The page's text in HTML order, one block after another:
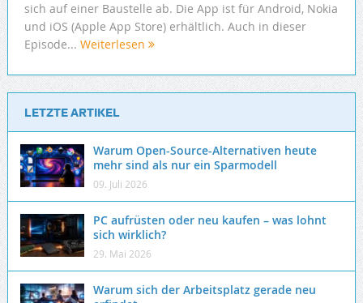
sich auf einer Baustelle ab. Die App ist für Android, Nokia
und iOS (Apple App Store) erhältlich. Auch in dieser
Episode... Weiterlesen
LETZTE ARTIKEL
Warum Open-Source-Alternativen heute
mehr sind als nur ein Sparmodell
09. Juli 2026
PC aufrüsten oder neu kaufen – was lohnt
sich wirklich?
29. Mai 2026
Warum sich der Arbeitsplatz gerade neu